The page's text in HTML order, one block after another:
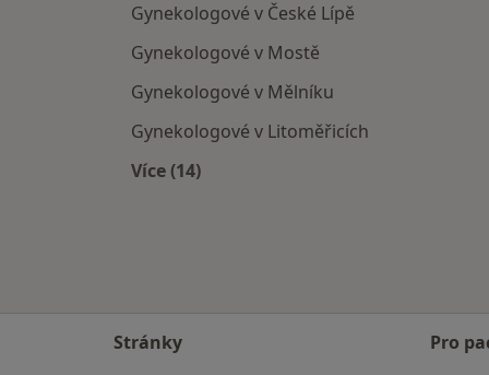
Gynekologové v České Lípě
Gynekologové v Mostě
Gynekologové v Mělníku
Gynekologové v Litoměřicích
Více (14)
Stránky
Pro